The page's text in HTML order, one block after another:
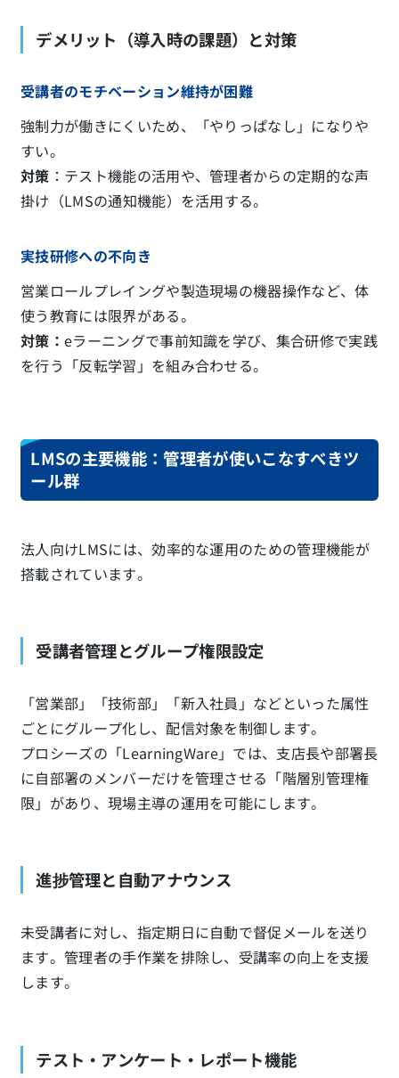
デメリット（導入時の課題）と対策
受講者のモチベーション維持が困難
強制力が働きにくいため、「やりっぱなし」になりや
すい。
対策 ：テスト機能の活用や、管理者からの定期的な声
掛け（LMSの通知機能）を活用する。
実技研修への不向き
営業ロールプレイングや製造現場の機器操作など、体
使う教育には限界がある。
対策： eラーニングで事前知識を学び、集合研修で実践
を行う「反転学習」を組み合わせる。
LMSの主要機能：管理者が使いこなすべきツ
ール群
法人向けLMSには、効率的な運用のための管理機能が
搭載されています。
受講者管理とグループ権限設定
「営業部」「技術部」「新入社員」などといった属性
ごとにグループ化し、配信対象を制御します。
プロシーズの「LearningWare」では、支店長や部署長
に自部署のメンバーだけを管理させる「階層別管理権
限」があり、現場主導の運用を可能にします。
進捗管理と自動アナウンス
未受講者に対し、指定期日に自動で督促メールを送り
ます。管理者の手作業を排除し、受講率の向上を支援
します。
テスト・アンケート・レポート機能